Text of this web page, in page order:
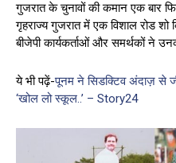
गुजरात के चुनावों की कमान एक बार
गृहराज्य गुजरात में एक विशाल रोड शो
बीजेपी कार्यकर्ताओं और समर्थकों ने
ये भी पढ़ें-पूनम ने सिडक्टिव अंदाज़ से
‘खोल लो स्कूल..’ – Story24